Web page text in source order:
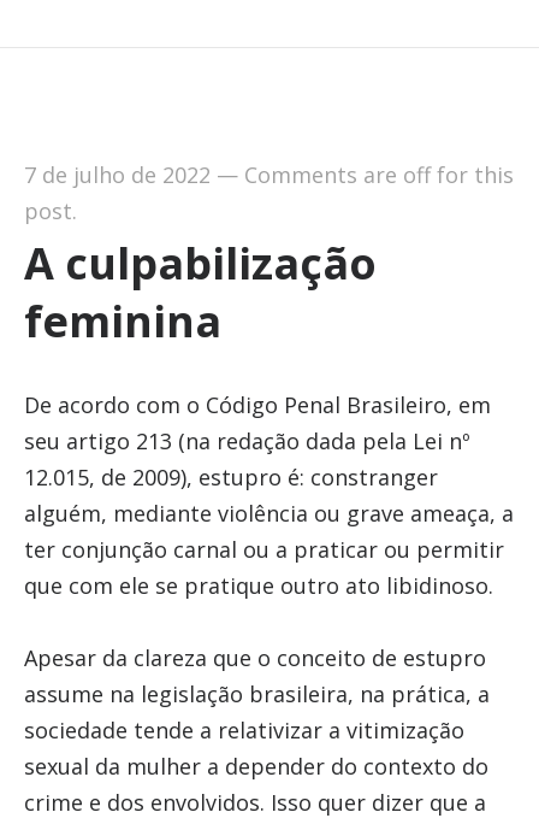
7 de julho de 2022 — Comments are off for this
post.
A culpabilização
feminina
De acordo com o Código Penal Brasileiro, em
seu artigo 213 (na redação dada pela Lei nº
12.015, de 2009), estupro é: constranger
alguém, mediante violência ou grave ameaça, a
ter conjunção carnal ou a praticar ou permitir
que com ele se pratique outro ato libidinoso.
Apesar da clareza que o conceito de estupro
assume na legislação brasileira, na prática, a
sociedade tende a relativizar a vitimização
sexual da mulher a depender do contexto do
crime e dos envolvidos. Isso quer dizer que a